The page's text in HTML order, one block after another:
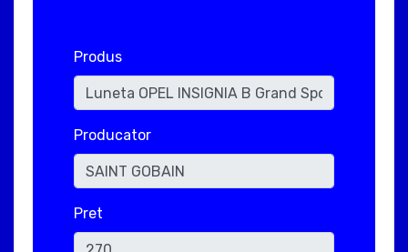
Produs
Producator
Pret